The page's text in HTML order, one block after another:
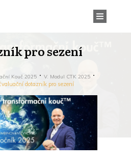
pro sezení
Kouč 2025
V. Modul CTK 2025
dotazník pro sezení